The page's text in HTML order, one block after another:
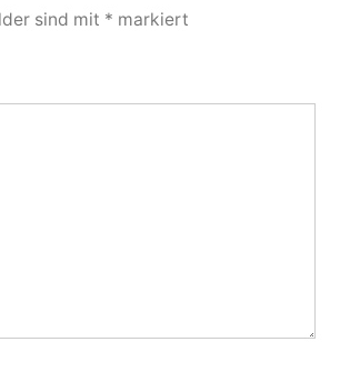
sind mit * markiert